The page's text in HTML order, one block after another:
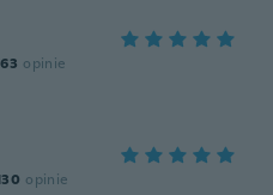
opinie
opinie